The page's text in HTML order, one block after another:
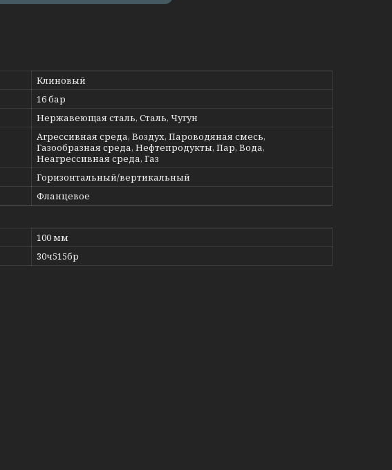
Клиновый
16 бар
Нержавеющая сталь, Сталь, Чугун
Агрессивная среда, Воздух, Пароводяная смесь,
Газообразная среда, Нефтепродукты, Пар, Вода,
Неагрессивная среда, Газ
Горизонтальный/вертикальный
Фланцевое
100 мм
30ч515бр